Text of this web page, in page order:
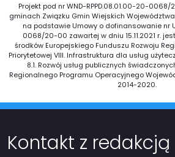
Projekt pod nr WND-RPPD.08.01.00-20-0068/
gminach Związku Gmin Wiejskich
na podstawie Umowy o dofinansowanie nr
0068/20-00 zawartej w dniu 15.11.2021 r.
środków Europejskiego Funduszu Rozwoju
Priorytetowej VIII. Infrastruktura dla usług
8.1. Rozwój usług publicznych
Regionalnego Programu Operacyjnego
2014-2020.
Kontakt z redakcją